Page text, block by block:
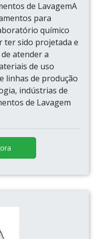
de LavagemA
para
químico
ter sido projetada e
atender a
de uso
linhas de produção
indústrias de
de Lavagem